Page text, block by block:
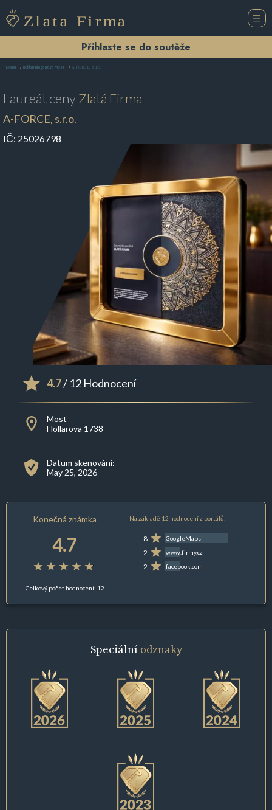
Přihlaste se do soutěže
Domů Reklamní agentura Most A-FORCE, s.r.o.
Laureát cenyZlatá Firma
A-FORCE, s.r.o.
IČ: 25026798
4.7/ 12 Hodnocení
Most
Hollarova 1738
Datum skenování:
May 25, 2026
Konečná známka
4.7
Celkový počet hodnocení: 12
Na základě 12 hodnocení z portálů:
8 GoogleMaps
2 www.firmy.cz
2 facebook.com
Speciální odznaky